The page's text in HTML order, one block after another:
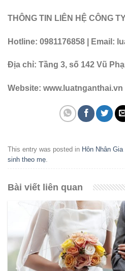
THÔNG TIN LIÊN HỆ CÔNG
Hotline: 0981176858 | Email:
Địa chỉ: Tầng 3, số 142 Vũ
Website: www.luatnganthai.vn
This entry was posted in Hôn Nhân
sinh theo mẹ
Bài viết liên quan